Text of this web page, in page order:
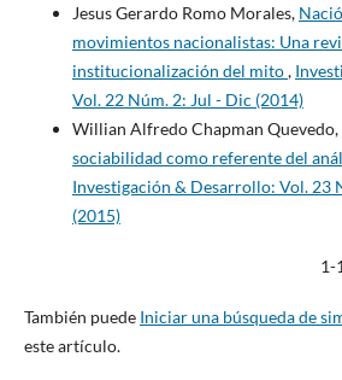
Jesus Gerardo Romo Morales,
movimientos nacionalistas: Una
institucionalización del mito,
Vol. 22 Núm. 2: Jul - Dic (2014)
Willian Alfredo Chapman Quevedo,
sociabilidad como referente del
Investigación & Desarrollo: Vol. 23
(2015)
1-
También puede Iniciar una búsqueda de
este artículo.